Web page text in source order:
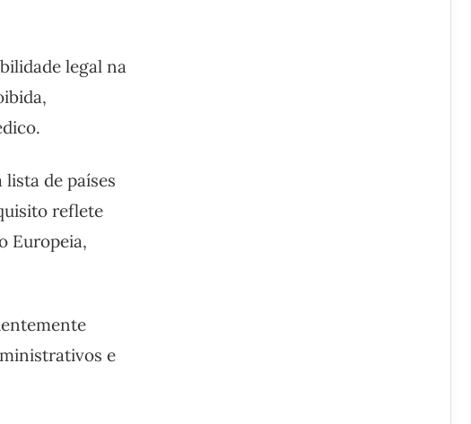
legal na
de países
reflete
Europeia,
e